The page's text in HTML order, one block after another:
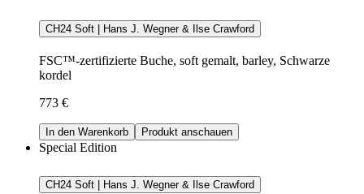
CH24 Soft | Hans J. Wegner & Ilse Crawford
FSC™-zertifizierte Buche, soft gemalt, barley, Schwarze
kordel
773 €
In den Warenkorb Produkt anschauen
Special Edition
CH24 Soft | Hans J. Wegner & Ilse Crawford